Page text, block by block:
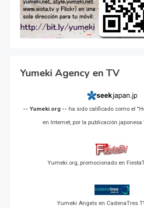
Yumeki Agency en TV
-- Yumeki.org -- ha sido calificado como el
en Internet, por la publicación japonesa
Yumeki.org, promocionado en
Yumeki Angels en CadenaTres